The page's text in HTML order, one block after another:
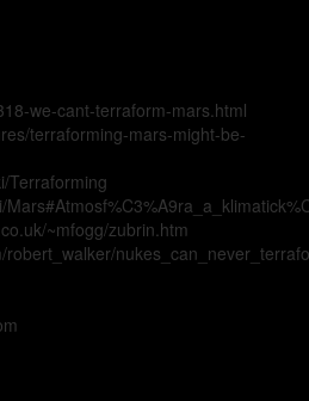
we-cant-terraform-mars.html
terraforming-mars-might-be-
Terraforming
~mfogg/zubrin.htm
robert_walker/